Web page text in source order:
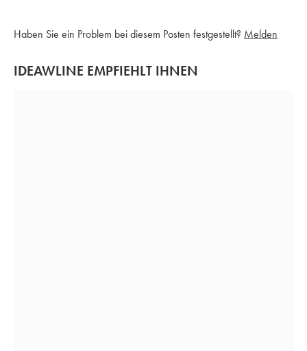
Haben Sie ein Problem bei diesem Posten festgestellt? Melden
IDEAWLINE EMPFIEHLT IHNEN